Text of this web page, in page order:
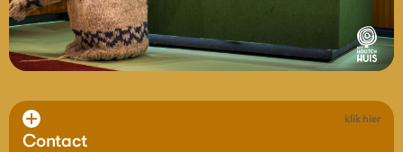
Contact
klik hier
Contact